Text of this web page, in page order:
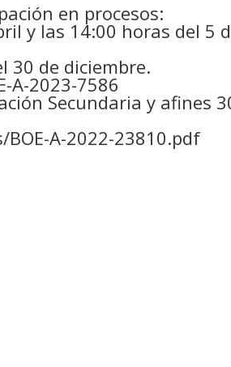
en procesos:
y las 14:00 horas del 5
30 de diciembre.
A-2023-7586
Secundaria y afines
A-2022-23810.pdf